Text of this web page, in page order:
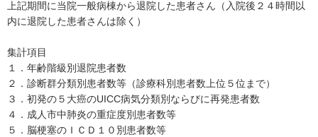
上記期間に当院一般病棟から退院した患者さん（入院後２４時間以
内に退院した患者さんは除く）
集計項目
１．年齢階級別退院患者数
２．診断群分類別患者数等（診療科別患者数上位５位まで）
３．初発の５大癌のUICC病気分類別ならびに再発患者数
４．成人市中肺炎の重症度別患者数等
５．脳梗塞のＩＣＤ１０別患者数等